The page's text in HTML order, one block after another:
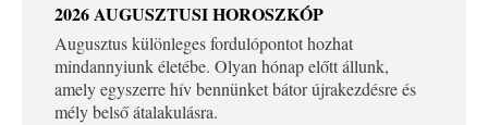
2026 AUGUSZTUSI HOROSZKÓP
Augusztus különleges fordulópontot hozhat
mindannyiunk életébe. Olyan hónap előtt állunk,
amely egyszerre hív bennünket bátor újrakezdésre és
mély belső átalakulásra.